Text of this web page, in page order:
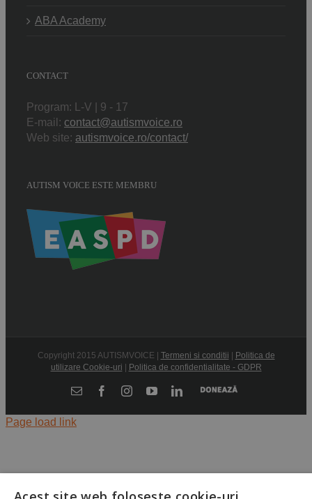
ABA Academy
CONTACT
Program: L-V | 9 - 17
E-mail: contact@autismvoice.ro
Web site: autismvoice.ro/contact/
AUTISM VOICE ESTE MEMBRU
Copyright 2015 AUTISMVOICE | Termeni si conditii | Politica de
utilizare Cookie-uri | Politica de confidentialitate - GDPR
E-
FacebookInstagramYouTubeLinkedIn
Donează
Page load link